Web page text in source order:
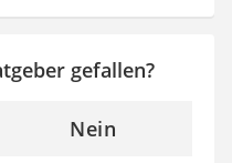
gefallen?
Nein